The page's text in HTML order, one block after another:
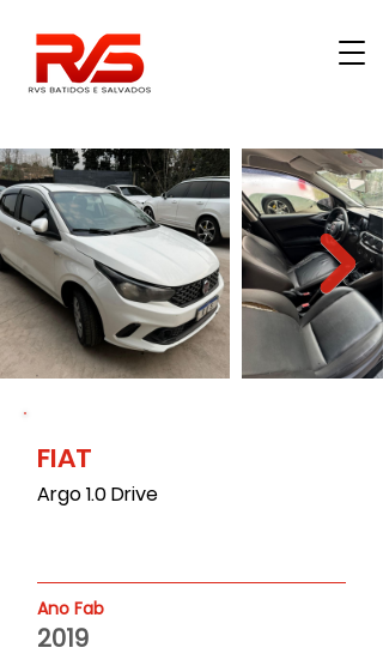
FIAT
Argo 1.0 Drive
Ano Fab
2019